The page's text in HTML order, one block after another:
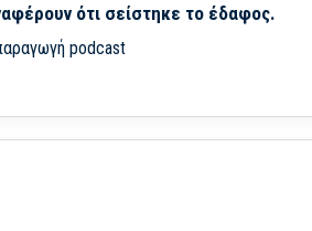
ότι σείστηκε το έδαφος.
podcast